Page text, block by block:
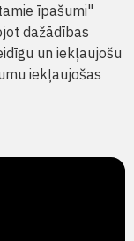
īpašumi"
dažādības
un iekļaujošu
iekļaujošas